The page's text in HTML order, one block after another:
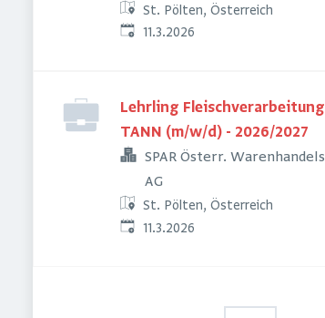
St. Pölten, Österreich
Veröffentlicht
11.3.2026
Lehrling Fleischverarbeitung
TANN (m/w/d) - 2026/2027
SPAR Österr. Warenhandels
AG
St. Pölten, Österreich
Veröffentlicht
11.3.2026